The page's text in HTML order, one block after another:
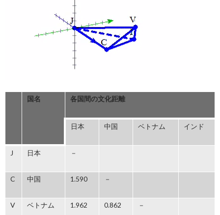
国名 各国間の文化距離
日本 中国 ベトナム インド
J 日本 －
C 中国 1.590 －
V ベトナム 1.962 0.862 －